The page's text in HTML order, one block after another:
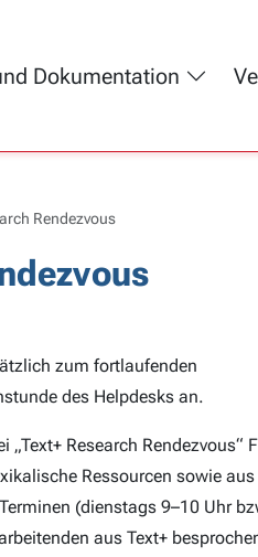
Dokumentation
Rendezvous
zum fortlaufenden
des Helpdesks an.
Research Rendezvous“
Ressourcen sowie aus
(dienstags 9–10 Uhr
aus Text+